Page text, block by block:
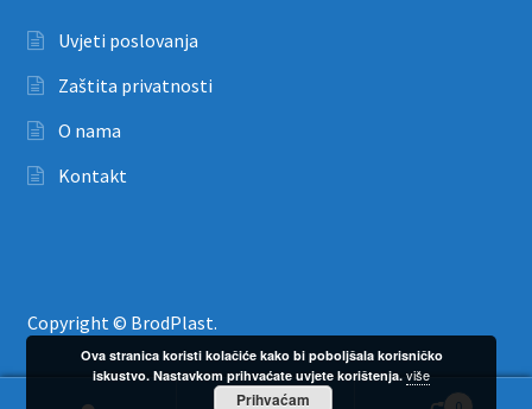
Uvjeti poslovanja
Zaštita privatnosti
O nama
Kontakt
Copyright © BrodPlast.
Ova stranica koristi kolačiće kako bi poboljšala korisničko
iskustvo. Nastavkom prihvaćate uvjete korištenja.više
Prihvaćam